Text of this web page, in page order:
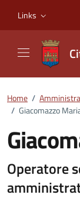
Links
Home /
/ Giacomazzo
Dettagli
Operatore